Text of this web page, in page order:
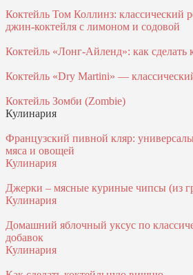
Коктейль Том Коллинз: классический
джин-коктейля с лимоном и содовой
Коктейль «Лонг-Айленд»: как сделать
Коктейль «Dry Martini» —
Коктейль Зомби (Zombie)
Кулинария
Французский пивной кляр:
мяса и овощей
Кулинария
Джерки – мясные куриные чипсы (из
Кулинария
Домашний яблочный уксус по
добавок
Кулинария